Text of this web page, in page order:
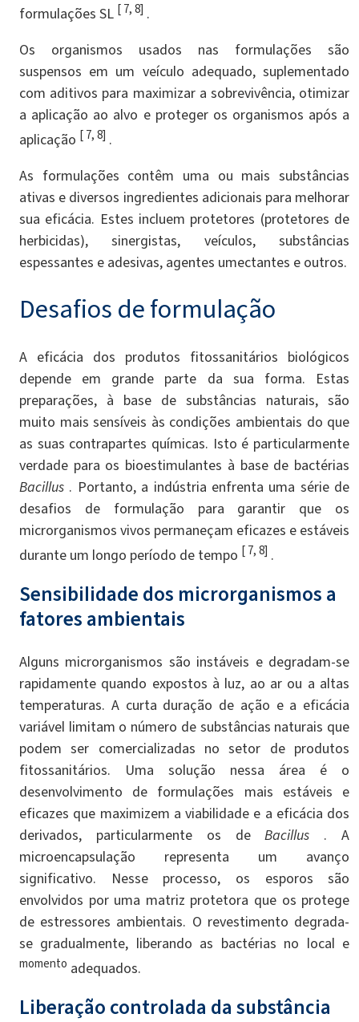
formulações SL [ 7, 8] .
Os organismos usados ​​nas formulações são
suspensos em um veículo adequado, suplementado
com aditivos para maximizar a sobrevivência, otimizar
a aplicação ao alvo e proteger os organismos após a
aplicação [ 7, 8] .
As formulações contêm uma ou mais substâncias
ativas e diversos ingredientes adicionais para melhorar
sua eficácia. Estes incluem protetores (protetores de
herbicidas), sinergistas, veículos, substâncias
espessantes e adesivas, agentes umectantes e outros.
Desafios de formulação
A eficácia dos produtos fitossanitários biológicos
depende em grande parte da sua forma. Estas
preparações, à base de substâncias naturais, são
muito mais sensíveis às condições ambientais do que
as suas contrapartes químicas. Isto é particularmente
verdade para os bioestimulantes à base de bactérias
Bacillus . Portanto, a indústria enfrenta uma série de
desafios de formulação para garantir que os
microrganismos vivos permaneçam eficazes e estáveis
​​durante um longo período de tempo [ 7, 8] .
Sensibilidade dos microrganismos a
fatores ambientais
Alguns microrganismos são instáveis ​​e degradam-se
rapidamente quando expostos à luz, ao ar ou a altas
temperaturas. A curta duração de ação e a eficácia
variável limitam o número de substâncias naturais que
podem ser comercializadas no setor de produtos
fitossanitários. Uma solução nessa área é o
desenvolvimento de formulações mais estáveis ​​e
eficazes que maximizem a viabilidade e a eficácia dos
derivados, particularmente os deBacillus . A
microencapsulação representa um avanço
significativo. Nesse processo, os esporos são
envolvidos por uma matriz protetora que os protege
de estressores ambientais. O revestimento degrada-
se gradualmente, liberando as bactérias no local e
momento adequados.
Liberação controlada da substância